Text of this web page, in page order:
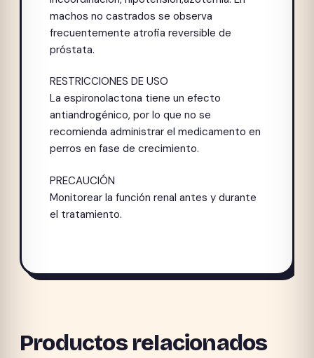
machos no castrados se observa
frecuentemente atrofia reversible de
próstata.
RESTRICCIONES DE USO
La espironolactona tiene un efecto
antiandrogénico, por lo que no se
recomienda administrar el medicamento en
perros en fase de crecimiento.
PRECAUCIÓN
Monitorear la función renal antes y durante
el tratamiento.
Productos relacionados